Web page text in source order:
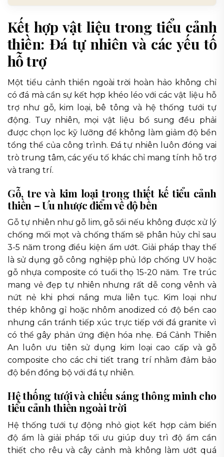
Kết hợp vật liệu trong tiểu cảnh
thiền: Đá tự nhiên và các yếu tố
hỗ trợ
Một tiểu cảnh thiền ngoài trời hoàn hảo không chỉ
có đá mà cần sự kết hợp khéo léo với các vật liệu hỗ
trợ như gỗ, kim loại, bê tông và hệ thống tưới tự
động. Tuy nhiên, mọi vật liệu bổ sung đều phải
được chọn lọc kỹ lưỡng để không làm giảm độ bền
tổng thể của công trình. Đá tự nhiên luôn đóng vai
trò trung tâm, các yếu tố khác chỉ mang tính hỗ trợ
và trang trí.
Gỗ, tre và kim loại trong thiết kế tiểu cảnh
thiền – Ưu nhược điểm về độ bền
Gỗ tự nhiên như gỗ lim, gỗ sồi nếu không được xử lý
chống mối mọt và chống thấm sẽ phân hủy chỉ sau
3-5 năm trong điều kiện ẩm ướt. Giải pháp thay thế
là sử dụng gỗ công nghiệp phủ lớp chống UV hoặc
gỗ nhựa composite có tuổi thọ 15-20 năm. Tre trúc
mang vẻ đẹp tự nhiên nhưng rất dễ cong vênh và
nứt nẻ khi phơi nắng mưa liên tục. Kim loại như
thép không gỉ hoặc nhôm anodized có độ bền cao
nhưng cần tránh tiếp xúc trực tiếp với đá granite vì
có thể gây phản ứng điện hóa nhẹ. Đá Cảnh Thiên
An luôn ưu tiên sử dụng kim loại cao cấp và gỗ
composite cho các chi tiết trang trí nhằm đảm bảo
độ bền đồng bộ với đá tự nhiên.
Hệ thống tưới và chiếu sáng thông minh cho
tiểu cảnh thiền ngoài trời
Hệ thống tưới tự động nhỏ giọt kết hợp cảm biến
độ ẩm là giải pháp tối ưu giúp duy trì độ ẩm cần
thiết cho rêu và cây cảnh mà không làm ướt quá